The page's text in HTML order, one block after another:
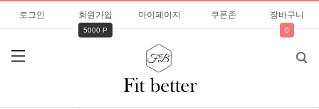
로그인 회원가입
5000 P
마이페이지 쿠폰존 장바구니
0